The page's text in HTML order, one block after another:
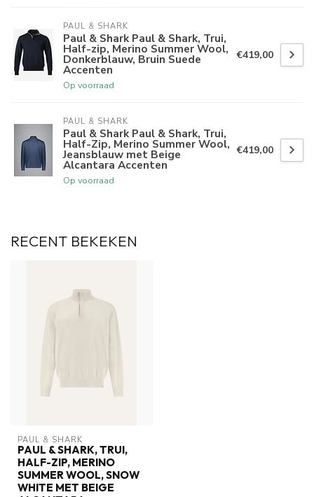
PAUL & SHARK
Paul & Shark Paul & Shark, Trui,
Half-zip, Merino Summer Wool,
Donkerblauw, Bruin Suede
Accenten
Op voorraad
€419,00
PAUL & SHARK
Paul & Shark Paul & Shark, Trui,
Half-Zip, Merino Summer Wool,
Jeansblauw met Beige
Alcantara Accenten
Op voorraad
€419,00
RECENT BEKEKEN
PAUL & SHARK
PAUL & SHARK, TRUI,
HALF-ZIP, MERINO
SUMMER WOOL, SNOW
WHITE MET BEIGE